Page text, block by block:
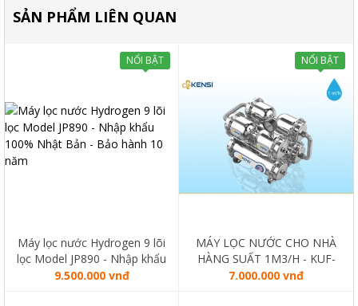
SẢN PHẨM LIÊN QUAN
NỔI BẬT
Máy lọc nước Hydrogen 9 lõi
lọc Model JP890 - Nhập khẩu
100% Nhật Bản - Bảo hành
9.500.000 vnđ
NỔI BẬT
MÁY LỌC NƯỚC CHO NHÀ
HÀNG SUẤT 1M3/H - KUF-
AUTO 3
7.000.000 vnđ